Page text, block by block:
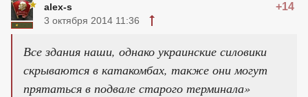
alex-s +14
3 октября 2014 11:36
Все здания наши, однако украинские силовики
скрываются в катакомбах, также они могут
прятаться в подвале старого терминала»